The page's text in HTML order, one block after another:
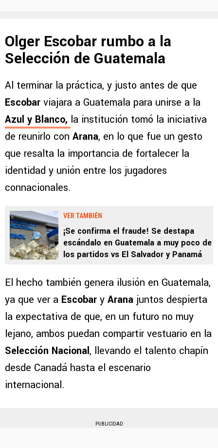
Olger Escobar rumbo a la
Selección de Guatemala
Al terminar la práctica, y justo antes de que
Escobar viajara a Guatemala para unirse a la
Azul y Blanco, la institución tomó la iniciativa
de reunirlo con Arana, en lo que fue un gesto
que resalta la importancia de fortalecer la
identidad y unión entre los jugadores
connacionales.
VER TAMBIÉN
¡Se confirma el fraude! Se destapa
escándalo en Guatemala a muy poco de
los partidos vs El Salvador y Panamá
El hecho también genera ilusión en Guatemala,
ya que ver a Escobar y Arana juntos despierta
la expectativa de que, en un futuro no muy
lejano, ambos puedan compartir vestuario en la
Selección Nacional, llevando el talento chapín
desde Canadá hasta el escenario
internacional.
PUBLICIDAD